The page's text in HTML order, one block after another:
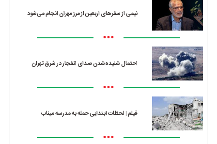
نیمی از سفرهای اربعین از مرز مهران انجام می‌شود
•••
احتمال شنیده‌شدن صدای انفجار در شرق تهران
•••
فیلم | لحظات ابتدایی حمله به مدرسه میناب
•••